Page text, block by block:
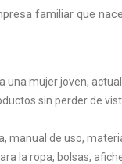
familiar que
una mujer joven,
sin perder de
manual de uso,
la ropa, bolsas,